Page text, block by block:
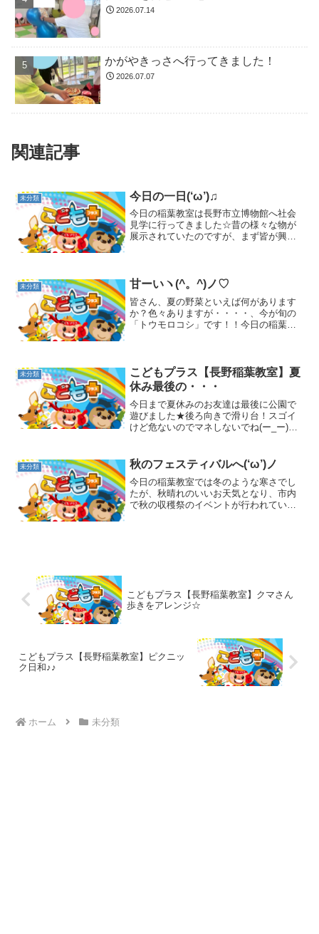
2026.07.14
かがやきっさへ行ってきました！
2026.07.07
関連記事
未分類 今日の一日(‘ω’)♫
今日の稲葉教室は長野市立博物館へ社会
見学に行ってきました☆昔の様々な物が
展示されていたのですが、まず皆が興味
い！！」「屋根も茅で出来て...
未分類 甘ーいヽ(^。^)ノ♡
皆さん、夏の野菜といえば何があります
か？色々ありますが・・・・、今が旬の
「トウモロコシ」です！！今日の稲葉教
(*^_^*)！！」皆ニ...
未分類
こどもプラス【長野稲葉教室】夏
休み最後の・・・
今日まで夏休みのお友達は最後に公園で
遊びました★後ろ向きで滑り台！スゴイ
けど危ないのでマネしないでね(ー_ー)学
ました☆放課後デイサービス ／ こど
もプラス稲葉教室運動...
未分類 秋のフェスティバルへ(‘ω’)ノ
今日の稲葉教室では冬のような寒さでし
たが、秋晴れのいいお天気となり、市内
で秋の収穫祭のイベントが行われていた
こどもプラス【長野稲葉教室】クマさん
歩きをアレンジ☆
こどもプラス【長野稲葉教室】ピクニッ
ク日和♪♪
ホーム 未分類